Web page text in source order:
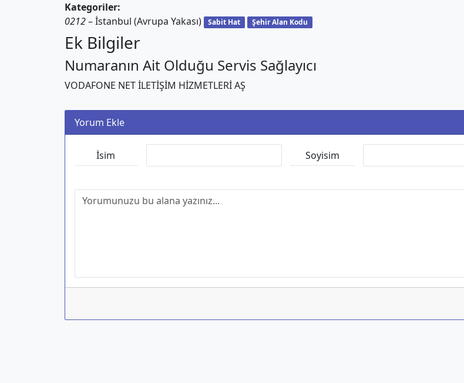
Kategoriler:
0212– İstanbul (Avrupa Yakası) Sabit Hat Şehir Alan Kodu
Ek Bilgiler
Numaranın Ait Olduğu Servis Sağlayıcı
VODAFONE NET İLETİŞİM HİZMETLERİ AŞ
Yorum Ekle
İsim Soyisim